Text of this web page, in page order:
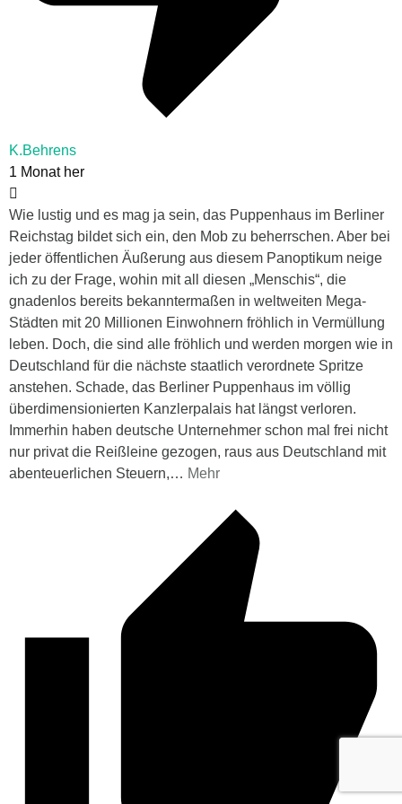
K.Behrens
1 Monat her
Wie lustig und es mag ja sein, das Puppenhaus im Berliner
Reichstag bildet sich ein, den Mob zu beherrschen. Aber bei
jeder öffentlichen Äußerung aus diesem Panoptikum neige
ich zu der Frage, wohin mit all diesen „Menschis“, die
gnadenlos bereits bekanntermaßen in weltweiten Mega-
Städten mit 20 Millionen Einwohnern fröhlich in Vermüllung
leben. Doch, die sind alle fröhlich und werden morgen wie in
Deutschland für die nächste staatlich verordnete Spritze
anstehen. Schade, das Berliner Puppenhaus im völlig
überdimensionierten Kanzlerpalais hat längst verloren.
Immerhin haben deutsche Unternehmer schon mal frei nicht
nur privat die Reißleine gezogen, raus aus Deutschland mit
abenteuerlichen Steuern,… Mehr